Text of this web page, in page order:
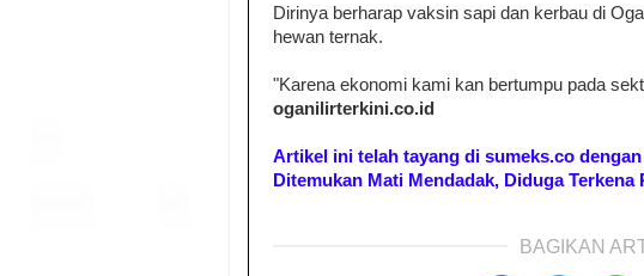
Dirinya berharap vaksin sapi dan kerbau di
hewan ternak.
"Karena ekonomi kami kan bertumpu pada
oganilirterkini.co.id
Artikel ini telah tayang di sumeks.co
Ditemukan Mati Mendadak, Diduga Terkena
BAGIKAN